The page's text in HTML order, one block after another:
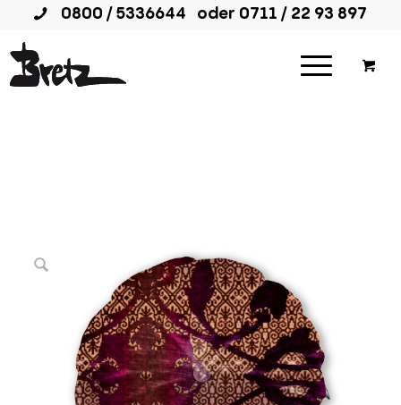
0800 / 5336644 oder 0711 / 22 93 897